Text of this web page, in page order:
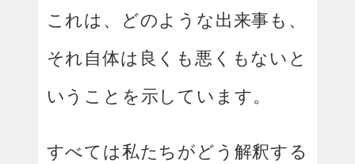
これは、どのような出来事も、
それ自体は良くも悪くもないと
いうことを示しています。
すべては私たちがどう解釈する